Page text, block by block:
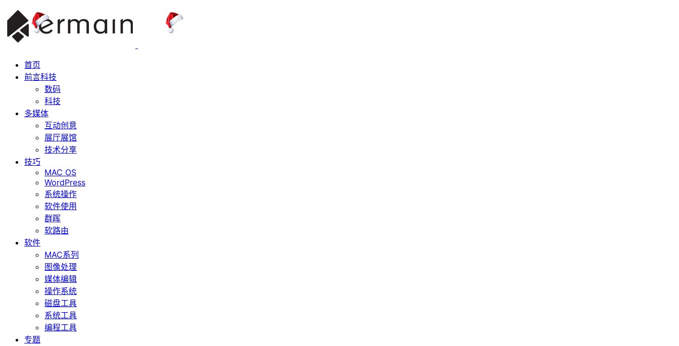
首页
前言科技
数码
科技
多媒体
互动创意
展厅展馆
技术分享
技巧
MAC OS
WordPress
系统操作
软件使用
群晖
软路由
软件
MAC系列
图像处理
媒体编辑
操作系统
磁盘工具
系统工具
编程工具
专题